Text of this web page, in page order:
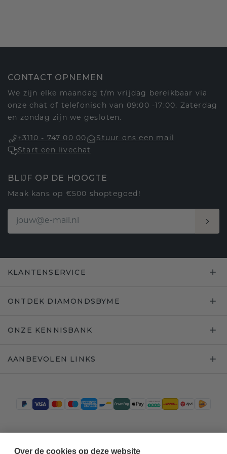
CONTACT OPNEMEN
We zijn elke maandag t/m vrijdag bereikbaar via
onze chat of telefonisch van 09:00 -17:00. Zaterdag
en zondag zijn we gesloten.
+3110 - 747 00 00
Stuur ons een mail
Start een livechat
BLIJF OP DE HOOGTE
Maak kans op €500 shoptegoed!
KLANTENSERVICE
ONTDEK DIAMONDSBYME
ONZE KENNISBANK
AANBEVOLEN LINKS
Over de cookies op deze website